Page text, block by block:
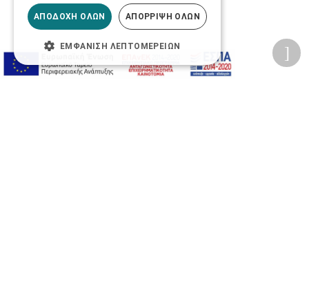
ΑΠΟΔΟΧΉ ΌΛΩΝ ΑΠΌΡΡΙΨΗ ΌΛΩΝ
ΕΜΦΆΝΙΣΗ ΛΕΠΤΟΜΕΡΕΙΏΝ